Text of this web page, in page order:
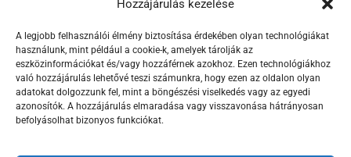
Hozzájárulás kezelése
A legjobb felhasználói élmény biztosítása érdekében olyan technológiákat
használunk, mint például a cookie-k, amelyek tárolják az
eszközinformációkat és/vagy hozzáférnek azokhoz. Ezen technológiákhoz
való hozzájárulás lehetővé teszi számunkra, hogy ezen az oldalon olyan
adatokat dolgozzunk fel, mint a böngészési viselkedés vagy az egyedi
azonosítók. A hozzájárulás elmaradása vagy visszavonása hátrányosan
befolyásolhat bizonyos funkciókat.
Élőállat kereskedés
Forgalmazott termékeink
Szaktanácsadás /